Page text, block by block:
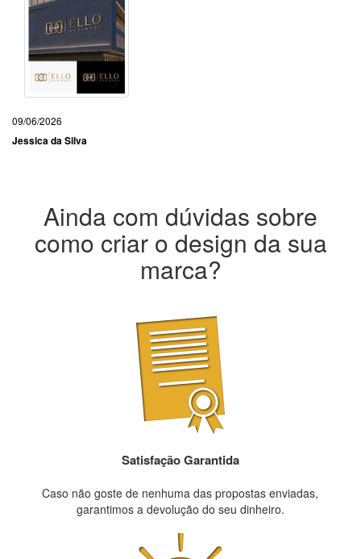
09/06/2026
Jessica da Silva
Ainda com dúvidas sobre
como criar o design da sua
marca?
Satisfação Garantida
Caso não goste de nenhuma das propostas enviadas,
garantimos a devolução do seu dinheiro.